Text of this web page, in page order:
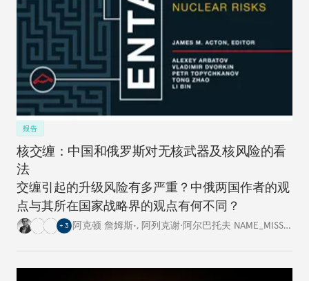
报告
核交缠：中国和俄罗斯对无核武器及核风险的看
法
交缠引起的升级风险有多严重？中俄两国作者的观
点与其所在国家战略界的观点有何不同？
+ 3 阿克顿 詹姆斯•, 阿列克谢·阿尔巴托夫 NAME_MISSING